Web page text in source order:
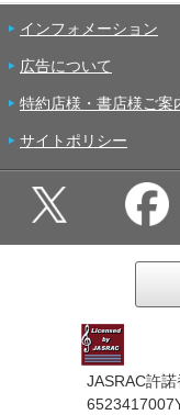
インフォメーション
広告について
特約店様・書店様ご案
サイトポリシー
JASRAC許諾